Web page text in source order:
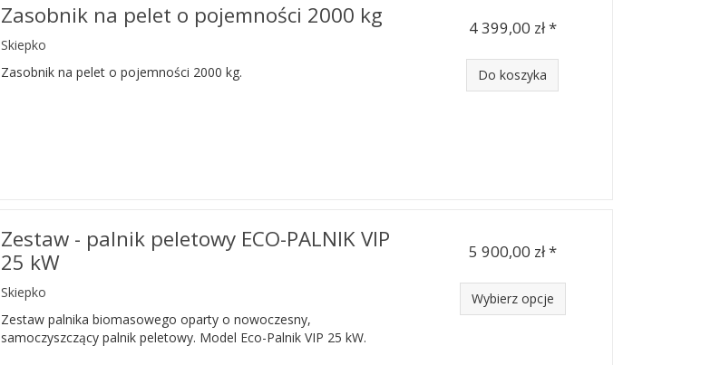
Zasobnik na pelet o pojemności 2000 kg
Skiepko
Zasobnik na pelet o pojemności 2000 kg.
4 399,00 zł *
Do koszyka
Zestaw - palnik peletowy ECO-PALNIK VIP
25 kW
Skiepko
Zestaw palnika biomasowego oparty o nowoczesny,
samoczyszczący palnik peletowy. Model Eco-Palnik VIP 25 kW.
5 900,00 zł *
Wybierz opcje